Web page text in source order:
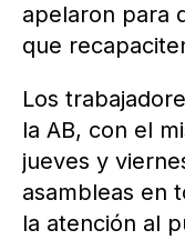
apelaron para
que
Los
la AB, con el
jueves y
asambleas en
la atención al